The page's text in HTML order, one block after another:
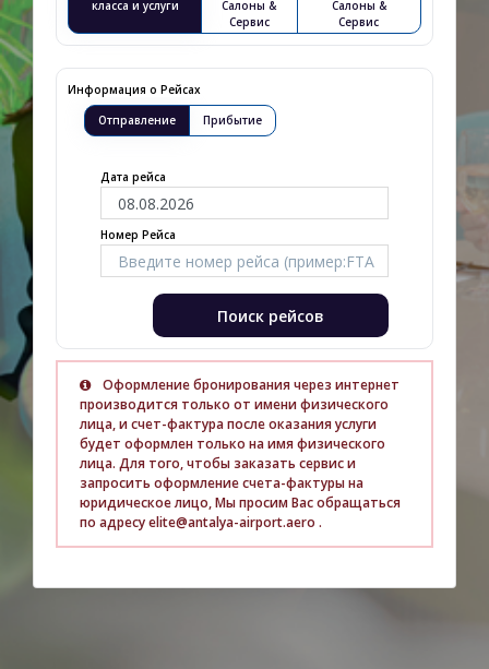
класса и услуги
Салоны &
Сервис
Салоны &
Сервис
Информация о Рейсах
Отправление
Прибытие
Дата рейса
Номер Рейса
Поиск рейсов
Оформление бронирования через интернет
производится только от имени физического
лица, и счет-фактура после оказания услуги
будет оформлен только на имя физического
лица. Для того, чтобы заказать сервис и
запросить оформление счета-фактуры на
юридическое лицо, Мы просим Вас обращаться
по адресу elite@antalya-airport.aero .